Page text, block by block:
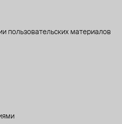
пользовательских материалов